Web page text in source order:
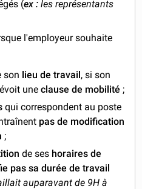
(ex : les représentants
l'employeur souhaite
son lieu de travail , si son
uneclause de mobilité ;
qui correspondent au poste
pas de modification
;
de ses horaires de
pas sa durée de travail
auparavant de 9H à